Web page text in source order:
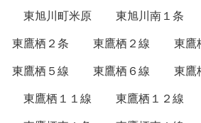
東旭川町米原 東旭川南１条
東鷹栖２条 東鷹栖２線 東鷹
東鷹栖５線 東鷹栖６線 東鷹
東鷹栖１１線 東鷹栖１２線